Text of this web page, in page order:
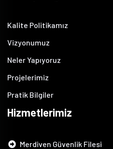
Kalite Politikamız
Vizyonumuz
Neler Yapıyoruz
Projelerimiz
Pratik Bilgiler
Hizmetlerimiz
Merdiven Güvenlik Filesi